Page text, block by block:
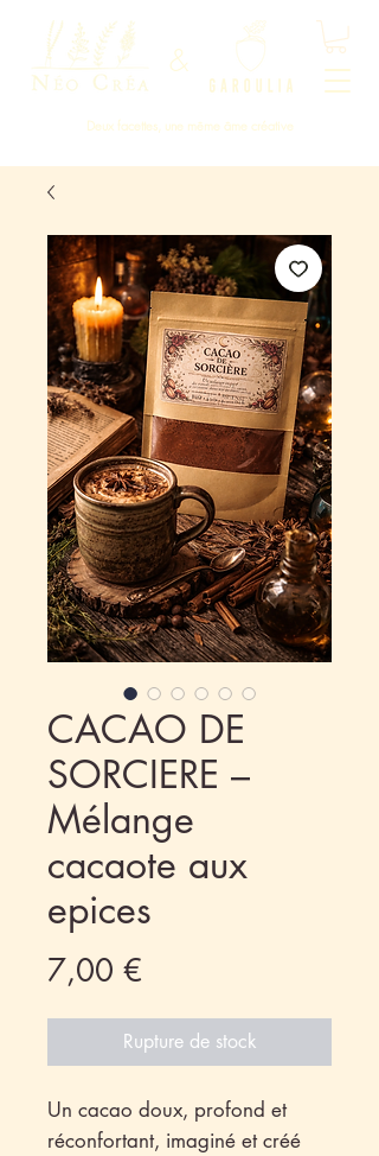
Deux facettes, une même âme créative
&
CACAO DE
SORCIERE –
Mélange
cacaote aux
epices
7,00 €
Rupture de stock
Un cacao doux, profond et
réconfortant, imaginé et créé